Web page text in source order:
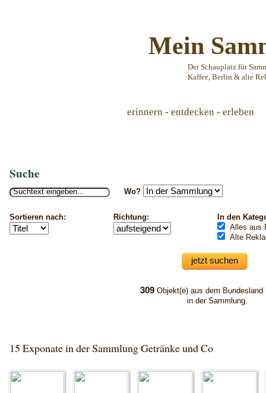
Mein
Der Schauplatz für
Kaffee, Berlin & alte
erinnern - entdecken - erleben
Suche
Wo?
In den
Alles aus
Alte
Sortieren nach: Richtung:
309Objekt(e) aus dem Bundesland
in der Sammlung.
15 Exponate in der Sammlung Getränke und Co